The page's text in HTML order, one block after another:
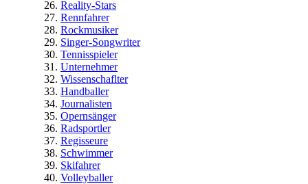
Reality-Stars
Rennfahrer
Rockmusiker
Singer-Songwriter
Tennisspieler
Unternehmer
Wissenschaflter
Handballer
Journalisten
Opernsänger
Radsportler
Regisseure
Schwimmer
Skifahrer
Volleyballer